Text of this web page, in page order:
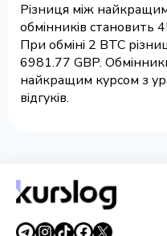
Різниця між
обмінників становить
При обміні 2 BTC
6981.77 GBP.
найкращим курсом з
відгуків.